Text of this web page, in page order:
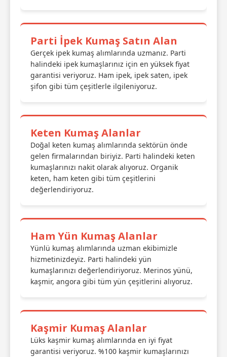
Parti İpek Kumaş Satın Alan
Gerçek ipek kumaş alımlarında uzmanız. Parti
halindeki ipek kumaşlarınız için en yüksek fiyat
garantisi veriyoruz. Ham ipek, ipek saten, ipek
şifon gibi tüm çeşitlerle ilgileniyoruz.
Keten Kumaş Alanlar
Doğal keten kumaş alımlarında sektörün önde
gelen firmalarından biriyiz. Parti halindeki keten
kumaşlarınızı nakit olarak alıyoruz. Organik
keten, ham keten gibi tüm çeşitlerini
değerlendiriyoruz.
Ham Yün Kumaş Alanlar
Yünlü kumaş alımlarında uzman ekibimizle
hizmetinizdeyiz. Parti halindeki yün
kumaşlarınızı değerlendiriyoruz. Merinos yünü,
kaşmir, angora gibi tüm yün çeşitlerini alıyoruz.
Kaşmir Kumaş Alanlar
Lüks kaşmir kumaş alımlarında en iyi fiyat
garantisi veriyoruz. %100 kaşmir kumaşlarınızı